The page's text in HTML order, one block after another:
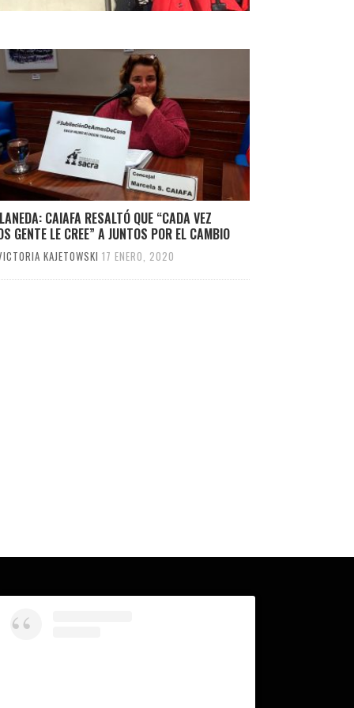
CAIAFA RESALTÓ QUE “CADA VEZ
GENTE LE CREE” A JUNTOS POR EL CAMBIO
KAJETOWSKI 17 ENERO, 2020